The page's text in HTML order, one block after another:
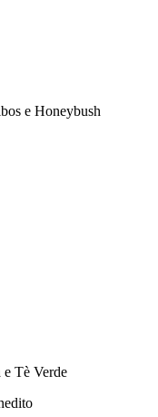
e Honeybush
Tè Verde